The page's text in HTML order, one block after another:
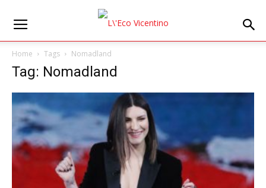
Home Tags Nomadland
Tag: Nomadland